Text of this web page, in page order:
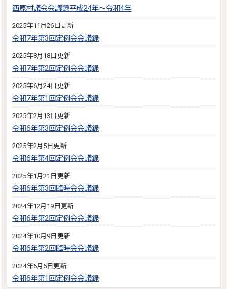
西原村議会会議録平成24年〜令和4年
2025年11月26日更新
令和7年第3回定例会会議録
2025年8月18日更新
令和7年第2回定例会会議録
2025年6月24日更新
令和7年第1回定例会会議録
2025年2月13日更新
令和6年第3回定例会会議録
2025年2月5日更新
令和6年第4回定例会会議録
2025年1月21日更新
令和6年第3回臨時会会議録
2024年12月19日更新
令和6年第2回定例会会議録
2024年10月9日更新
令和6年第2回臨時会会議録
2024年6月5日更新
令和6年第1回定例会会議録